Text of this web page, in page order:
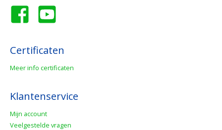
Certificaten
Meer info certificaten
Klantenservice
Mijn account
Veelgestelde vragen